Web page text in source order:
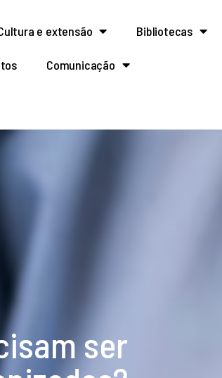
e extensão Bibliotecas
Comunicação
ser